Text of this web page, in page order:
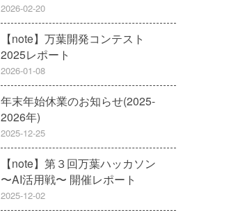
2026-02-20
【note】万葉開発コンテスト
2025レポート
2026-01-08
年末年始休業のお知らせ(2025-
2026年)
2025-12-25
【note】第３回万葉ハッカソン
〜AI活用戦〜 開催レポート
2025-12-02